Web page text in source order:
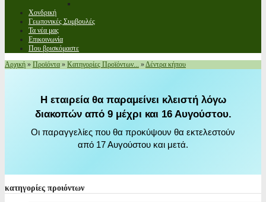
Χονδρική
Γεωπονικές Συμβουλές
Τα νέα μας
Επικοινωνία
Που βρισκόμαστε
Αρχική » Προϊόντα » Κατηγορίες Προϊόντων... »Δέντρα κήπου
Η εταιρεία θα παραμείνει κλειστή λόγω
διακοπών από 9 μέχρι και 16 Αυγούστου.
Οι παραγγελίες που θα προκύψουν θα εκτελεστούν
από 17 Αυγούστου και μετά.
κατηγορίες προιόντων